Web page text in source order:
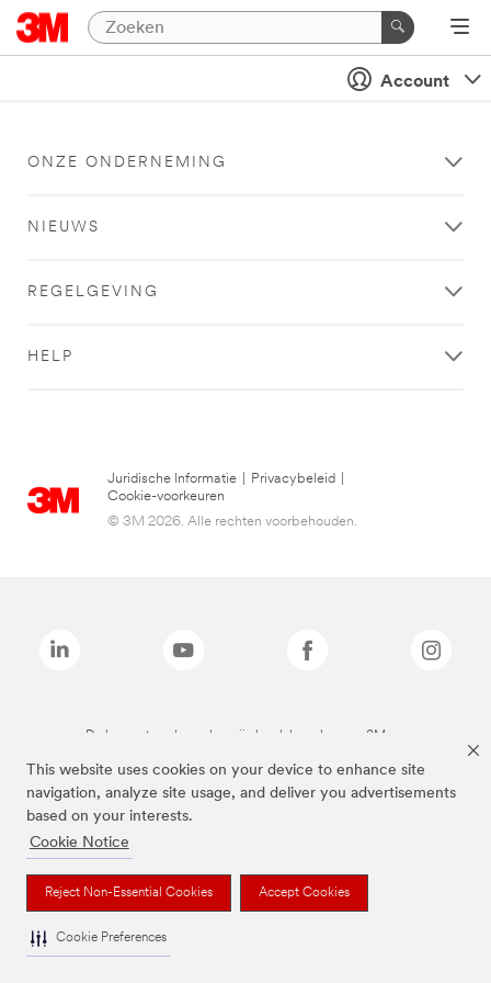
This website uses cookies on your device to enhance site
navigation, analyze site usage, and deliver you advertisements
based on your interests.
Cookie Notice
Reject Non-Essential Cookies Accept Cookies
Cookie Preferences
Account
ONZE ONDERNEMING
NIEUWS
REGELGEVING
HELP
Juridische Informatie Privacybeleid
Cookie-voorkeuren
© 3M 2026. Alle rechten voorbehouden.
De bovenstaande merken zijn handelsmerken van 3M.we